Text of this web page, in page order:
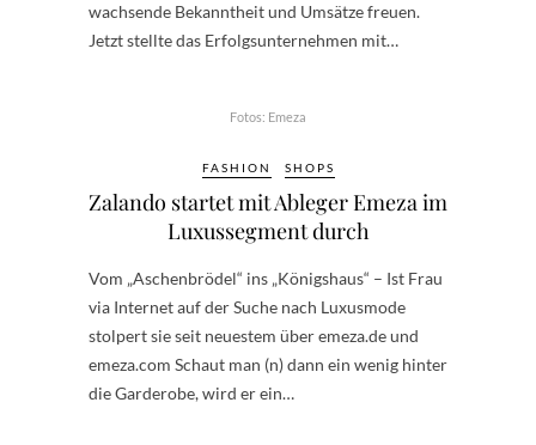
wachsende Bekanntheit und Umsätze freuen.
Jetzt stellte das Erfolgsunternehmen mit…
Fotos: Emeza
FASHION SHOPS
Zalando startet mit Ableger Emeza im
Luxussegment durch
Vom „Aschenbrödel“ ins „Königshaus“ – Ist Frau
via Internet auf der Suche nach Luxusmode
stolpert sie seit neuestem über emeza.de und
emeza.com Schaut man (n) dann ein wenig hinter
die Garderobe, wird er ein…